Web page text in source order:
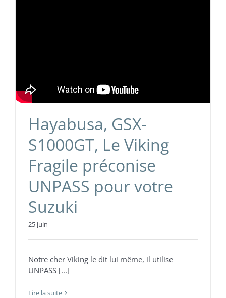
Hayabusa, GSX-
S1000GT, Le Viking
Fragile préconise
UNPASS pour votre
Suzuki
25 juin
Notre cher Viking le dit lui même, il utilise
UNPASS [...]
Lire la suite